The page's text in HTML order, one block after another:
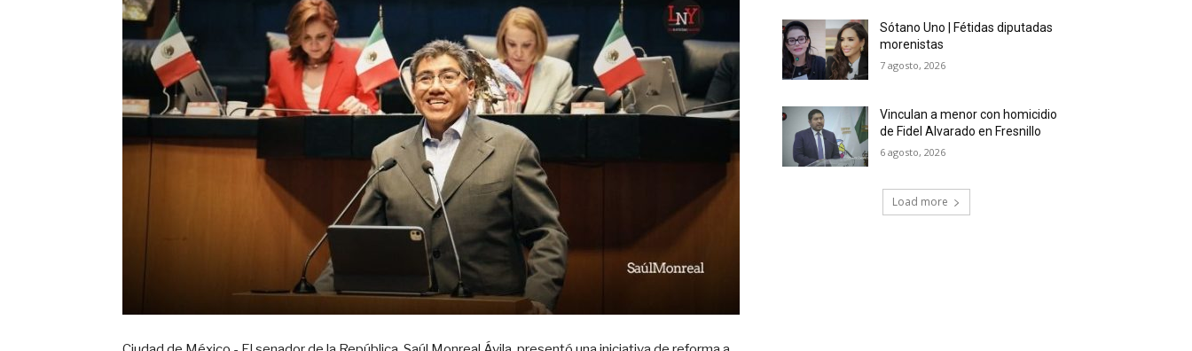
Sótano Uno | Fétidas diputadas
morenistas
7 agosto, 2026
Vinculan a menor con homicidio
de Fidel Alvarado en Fresnillo
6 agosto, 2026
Load more